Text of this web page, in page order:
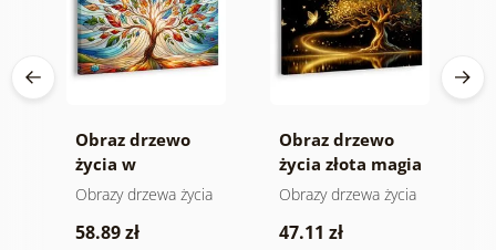
Obraz drzewo
życia w
kolorowym
Obrazy drzewa życia
58.89 zł
Obraz drzewo
życia złota magia
Obrazy drzewa życia
47.11 zł